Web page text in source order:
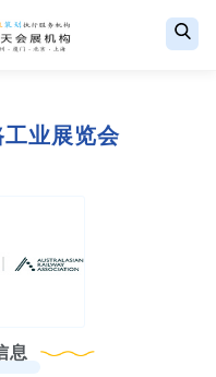
业展览会
息